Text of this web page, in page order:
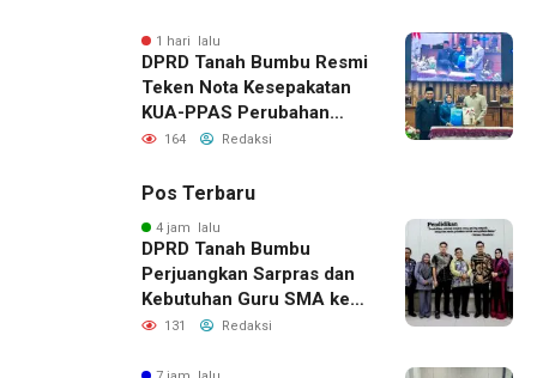
1 hari lalu
DPRD Tanah Bumbu Resmi
Teken Nota Kesepakatan
KUA-PPAS Perubahan
APBD 2026
164 Redaksi
Pos Terbaru
4 jam lalu
DPRD Tanah Bumbu
Perjuangkan Sarpras dan
Kebutuhan Guru SMA ke
Pemprov Kalsel
131 Redaksi